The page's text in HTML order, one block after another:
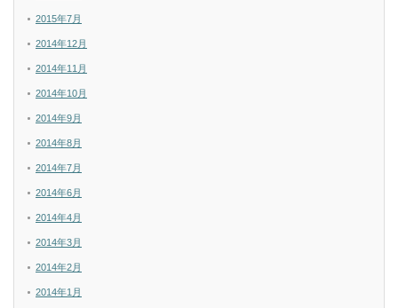
2015年7月
2014年12月
2014年11月
2014年10月
2014年9月
2014年8月
2014年7月
2014年6月
2014年4月
2014年3月
2014年2月
2014年1月